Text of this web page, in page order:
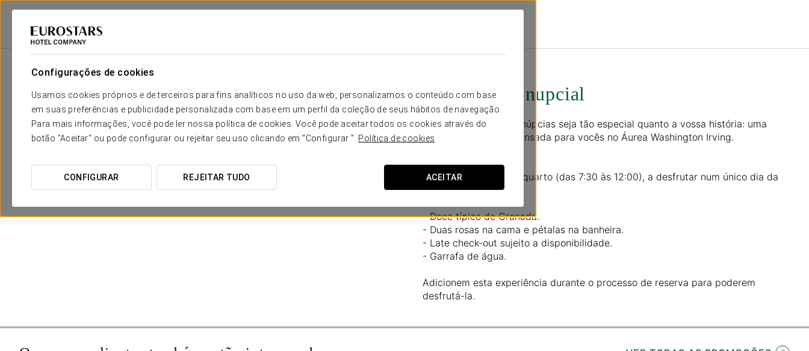
Configurações de cookies
Usamos cookies próprios e de terceiros para fins analíticos no uso da web, personalizamos o conteúdo com base
em suas preferências e publicidade personalizada com base em um perfil da coleção de seus hábitos de navegação.
Para mais informações, você pode ler nossa política de cookies. Você pode aceitar todos os cookies através do
botão "Aceitar" ou pode configurar ou rejeitar seu uso clicando em "Configurar ". Política de cookies
CONFIGURAR REJEITAR TUDO ACEITAR
Eurostars Hotel Company
Experiência nupcial
Que a vossa noite de núpcias seja tão especial quanto a vossa história: uma
experiência nupcial pensada para vocês no Áurea Washington Irving.
Inclui:
- Pequeno-almoço no quarto (das 7:30 às 12:00), a desfrutar num único dia da
estadia.
- Doce típico de Granada.
- Duas rosas na cama e pétalas na banheira.
- Late check-out sujeito a disponibilidade.
- Garrafa de água.
Adicionem esta experiência durante o processo de reserva para poderem
desfrutá-la.